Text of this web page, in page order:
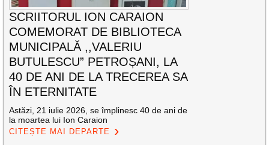
SCRIITORUL ION CARAION
COMEMORAT DE BIBLIOTECA
MUNICIPALĂ ,,VALERIU
BUTULESCU” PETROȘANI, LA
40 DE ANI DE LA TRECEREA SA
ÎN ETERNITATE
Astăzi, 21 iulie 2026, se împlinesc 40 de ani de
la moartea lui Ion Caraion
CITEȘTE MAI DEPARTE